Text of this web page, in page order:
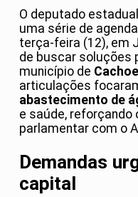
O deputado estadual
uma série de
terça-feira (12), em
de buscar soluções
município de
articulações
abastecimento de
e saúde,
parlamentar com o
Demandas
capital